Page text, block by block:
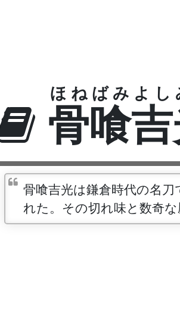
骨喰
ほねばみよし
骨喰吉光は鎌倉時代の名
れた。その切れ味と数奇